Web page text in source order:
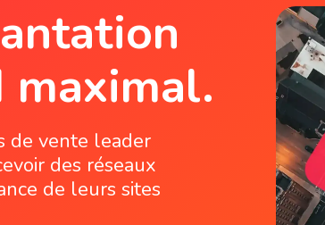
maximal.
de vente leader
des réseaux
de leurs sites